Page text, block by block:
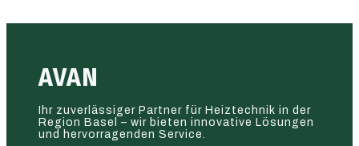
AVAN
Ihr zuverlässiger Partner für Heiztechnik in der
Region Basel – wir bieten innovative Lösungen
und hervorragenden Service.